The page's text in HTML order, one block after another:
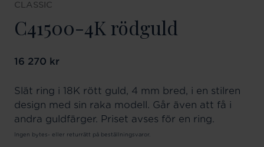
CLASSIC
C41500-4K rödguld
Pris:16 270 kr
16 270 kr
Slät ring i 18K rött guld, 4 mm bred, i en stilren
design med sin raka modell. Går även att få i
andra guldfärger. Priset avses för en ring.
Ingen bytes- eller returrätt på beställningsvaror.